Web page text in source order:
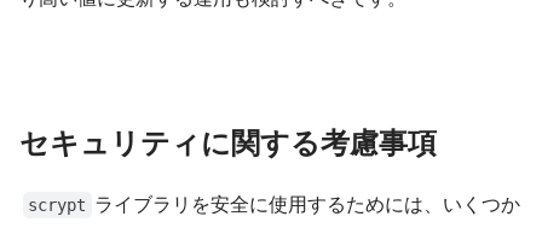
セキュリティに関する考慮事項
scrypt ライブラリを安全に使用するためには、いくつか